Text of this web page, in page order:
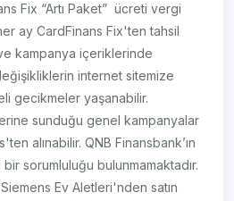
Fix “Artı Paket” ücreti vergi
ay CardFinans Fix'ten tahsil
kampanya içeriklerinde
internet sitemize
gecikmeler yaşanabilir.
sunduğu genel kampanyalar
alınabilir. QNB Finansbank’ın
sorumluluğu bulunmamaktadır.
Ev Aletleri'nden satın